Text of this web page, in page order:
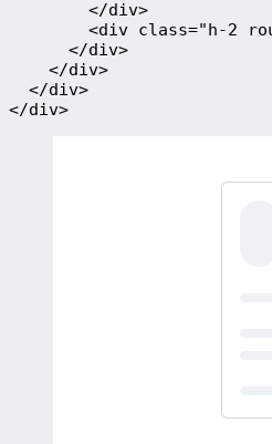
        </div>
<div class="h-2
      </div>
    </div>
  </div>
</div>